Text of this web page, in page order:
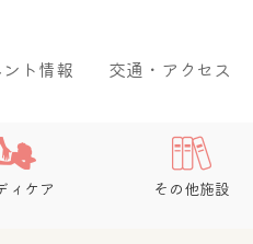
ト情報 交通・アクセス
ィケア その他施設